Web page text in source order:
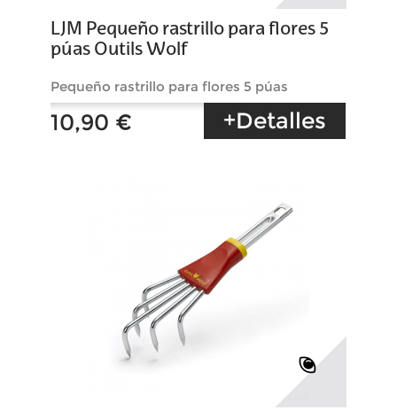
LJM Pequeño rastrillo para flores 5
púas Outils Wolf
Pequeño rastrillo para flores 5 púas
10,90 € +Detalles